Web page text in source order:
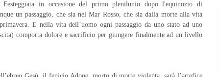
in occasione del primo plenilunio dopo l'equinozio di
un passaggio, che sia nel Mar Rosso, che sia dalla morte alla vita
E nella vita dell’uomo ogni passaggio da uno stato ad uno
comporta dolore e sacrificio per giungere finalmente ad un livello